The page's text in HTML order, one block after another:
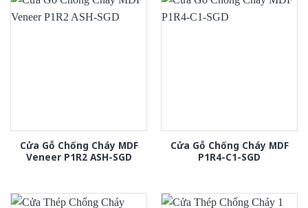
Cửa Gỗ Chống Cháy MDF
Veneer P1R2 ASH-SGD
Cửa Gỗ Chống Cháy MDF
P1R4-C1-SGD